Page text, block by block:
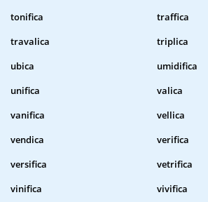
tonifica
traffica
travalica
triplica
ubica
umidifica
unifica
valica
vanifica
vellica
vendica
verifica
versifica
vetrifica
vinifica
vivifica